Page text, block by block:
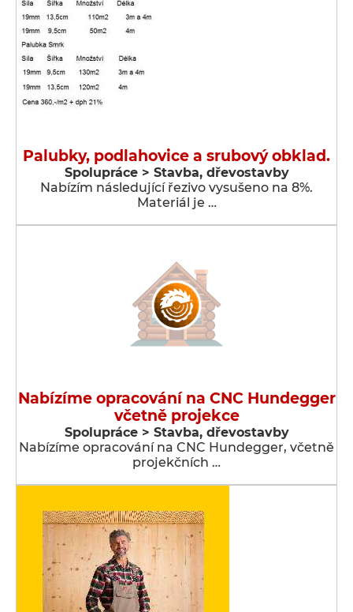
Palubky, podlahovice a srubový obklad.
Spolupráce > Stavba, dřevostavby
Nabízím následující řezivo vysušeno na 8%.
Materiál je …
Nabízíme opracování na CNC Hundegger
včetně projekce
Spolupráce > Stavba, dřevostavby
Nabízíme opracování na CNC Hundegger, včetně
projekčních …